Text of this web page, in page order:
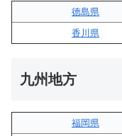
徳島県
香川県
九州地方
福岡県